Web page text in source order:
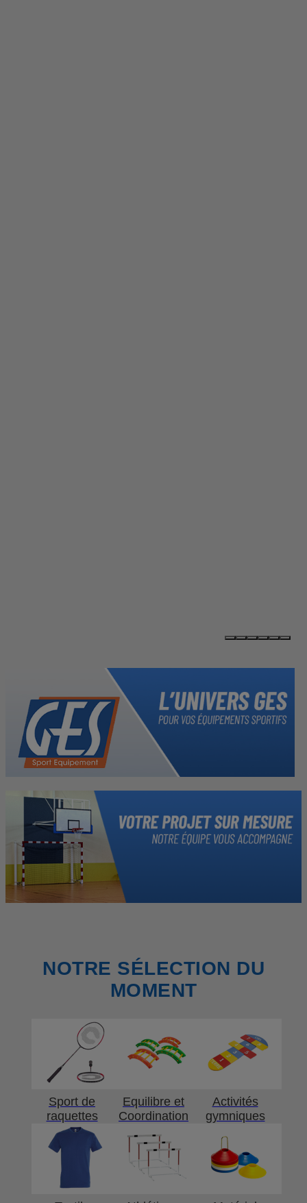
NOTRE SÉLECTION DU
MOMENT
Sport de
raquettes
Equilibre et
Coordination
Activités
gymniques